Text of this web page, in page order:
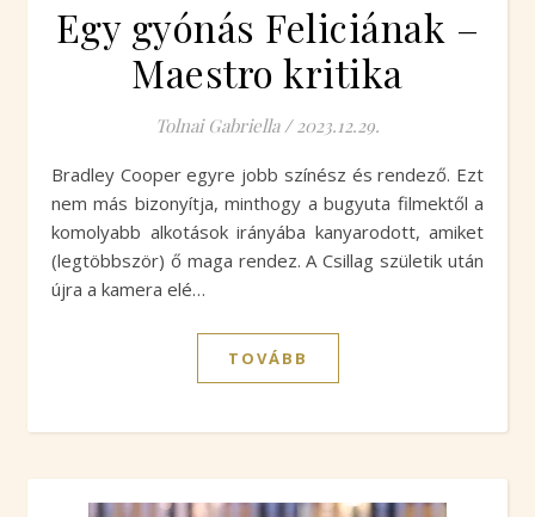
Egy gyónás Feliciának –
Maestro kritika
Tolnai Gabriella / 2023.12.29.
Bradley Cooper egyre jobb színész és rendező. Ezt
nem más bizonyítja, minthogy a bugyuta filmektől a
komolyabb alkotások irányába kanyarodott, amiket
(legtöbbször) ő maga rendez. A Csillag születik után
újra a kamera elé…
TOVÁBB